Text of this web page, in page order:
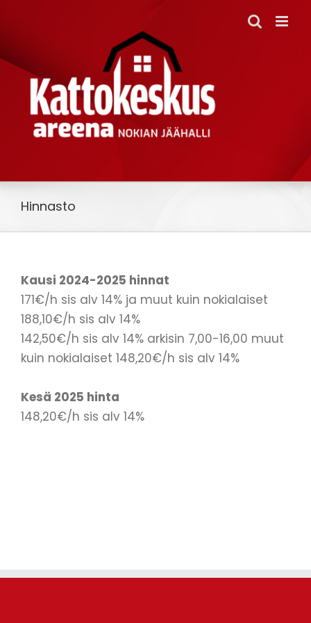
Hinnasto
Kausi 2024-2025 hinnat
171€/h sis alv 14% ja muut kuin nokialaiset
188,10€/h sis alv 14%
142,50€/h sis alv 14% arkisin 7,00-16,00 muut
kuin nokialaiset 148,20€/h sis alv 14%
Kesä 2025 hinta
148,20€/h sis alv 14%